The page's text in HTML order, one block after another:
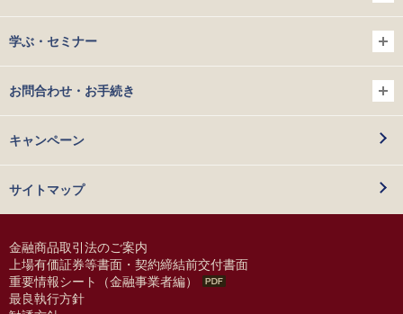
学ぶ・セミナー
お問合わせ・お手続き
キャンペーン
サイトマップ
金融商品取引法のご案内
上場有価証券等書面・契約締結前交付書面
重要情報シート（金融事業者編）
最良執行方針